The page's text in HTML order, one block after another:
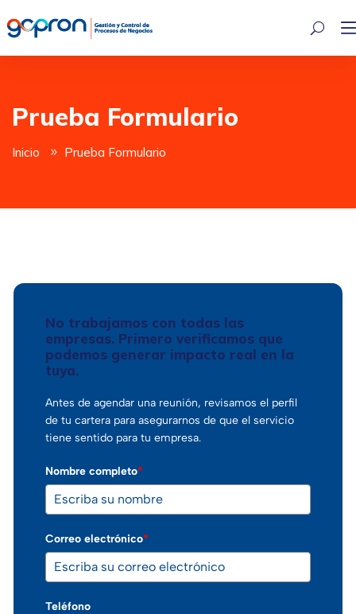
Prueba Formulario
Inicio Prueba Formulario
No trabajamos con todas las
empresas. Primero verificamos que
podemos generar impacto real en la
tuya.
Antes de agendar una reunión, revisamos el perfil
de tu cartera para asegurarnos de que el servicio
tiene sentido para tu empresa.
Nombre completo*
Correo electrónico*
Teléfono